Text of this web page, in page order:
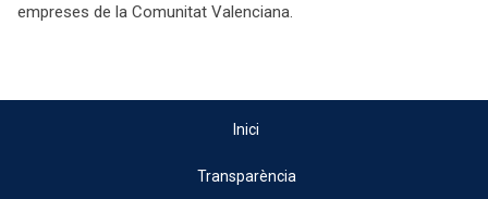
empreses de la Comunitat Valenciana.
Inici
Transparència